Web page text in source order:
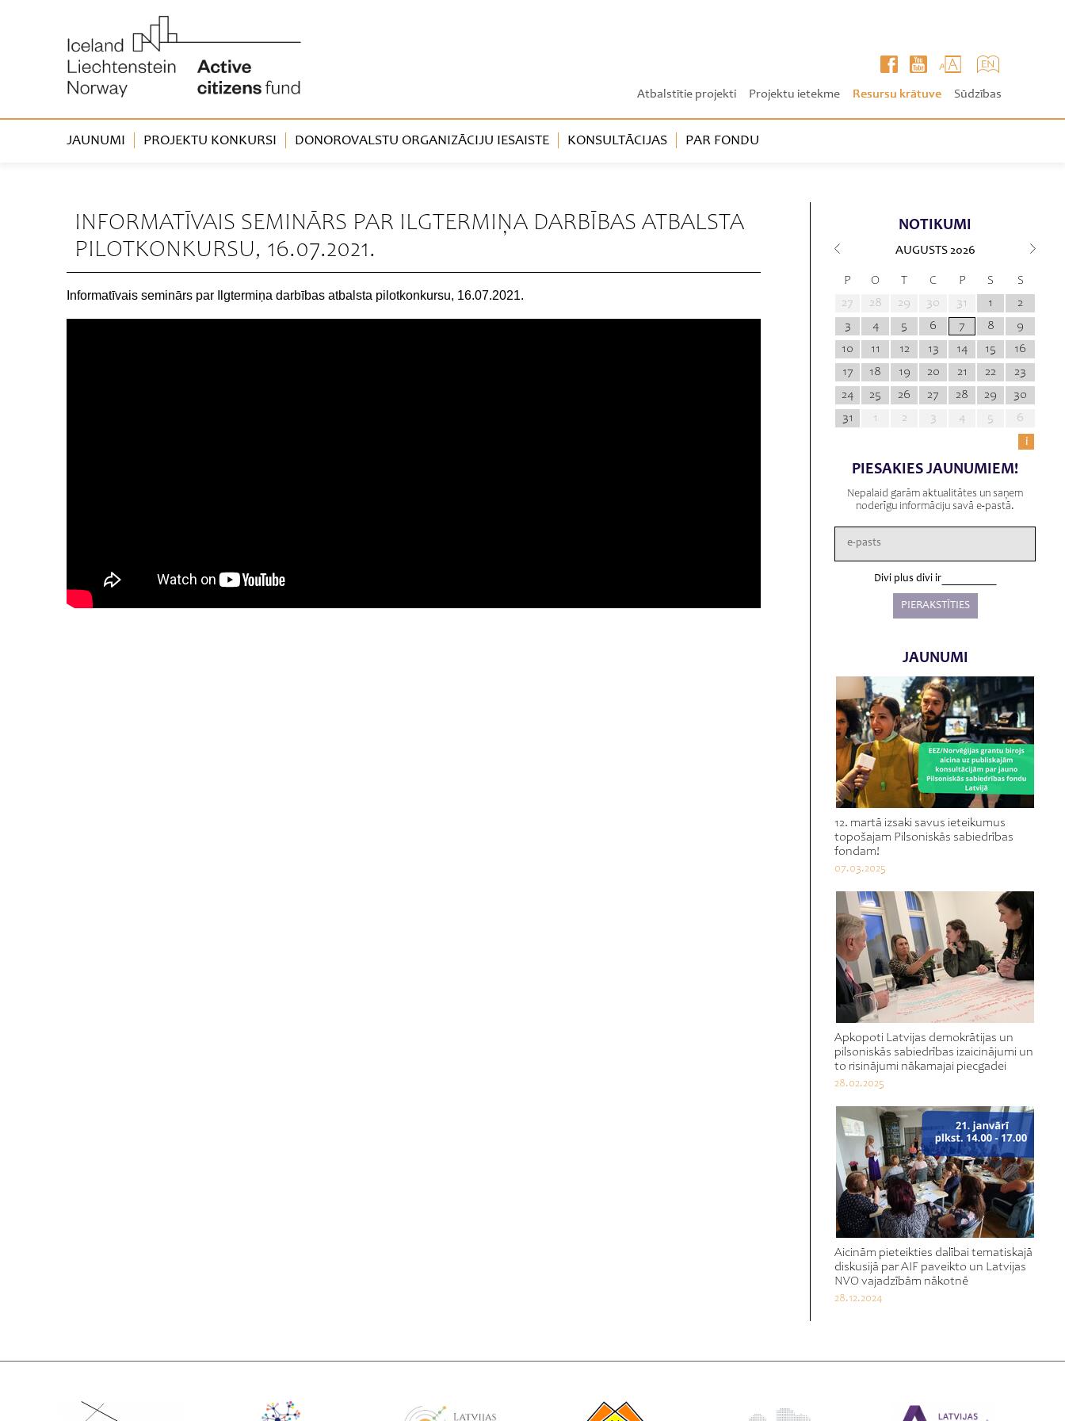
Atbalstītie projekti Projektu ietekme Resursu krātuve Sūdzības
JAUNUMI PROJEKTU KONKURSI DONOROVALSTU ORGANIZĀCIJU IESAISTE KONSULTĀCIJAS PAR FONDU
INFORMATĪVAIS SEMINĀRS PAR ILGTERMIŅA DARBĪBAS ATBALSTA
PILOTKONKURSU, 16.07.2021.
Informatīvais seminārs par Ilgtermiņa darbības atbalsta pilotkonkursu, 16.07.2021.
NOTIKUMI
AUGUSTS 2026
P O T C P S
S
27
28 29 30 31 1
2
3
4 5 6 7 8
9
10
11 12 13 14 15
16
17
18 19 20 21 22
23
24
25 26 27 28 29
30
31
1 2 3 4 5
6
i
PIESAKIES JAUNUMIEM!
Nepalaid garām aktualitātes un saņem
noderīgu informāciju savā e-pastā.
Divi plus divi ir
JAUNUMI
12. martā izsaki savus ieteikumus
topošajam Pilsoniskās sabiedrības
fondam!
07.03.2025
Apkopoti Latvijas demokrātijas un
pilsoniskās sabiedrības izaicinājumi un
to risinājumi nākamajai piecgadei
28.02.2025
Aicinām pieteikties dalībai tematiskajā
diskusijā par AIF paveikto un Latvijas
NVO vajadzībām nākotnē
28.12.2024